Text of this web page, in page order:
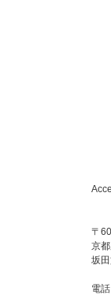
〒
京
坂
電